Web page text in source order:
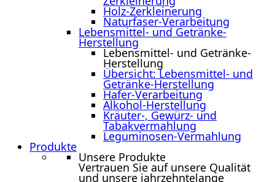
Holz-Zerkleinerung
Naturfaser-Verarbeitung
Lebensmittel- und Getränke-
Herstellung
Lebensmittel- und Getränke-
Herstellung
Übersicht: Lebensmittel- und
Getränke-Herstellung
Hafer-Verarbeitung
Alkohol-Herstellung
Kräuter-, Gewürz- und
Tabakvermahlung
Leguminosen-Vermahlung
Produkte
Unsere Produkte
Vertrauen Sie auf unsere Qualität
und unsere jahrzehntelange